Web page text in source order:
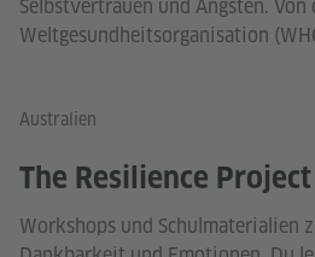
Selbstvertrauen und Ängsten. Von
Weltgesundheitsorganisation
Australien
The Resilience Project
Workshops und Schulmaterialien